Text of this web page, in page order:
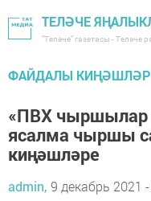
ТЕЛӘЧЕ
"Теләче" газетасы - Теләче
ФАЙДАЛЫ КИҢӘШЛӘР
«ПВХ чыршылар
ясалма чыршы
киңәшләре
admin, 9 декабрь 2021